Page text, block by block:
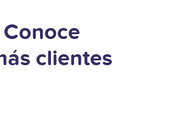
Conoce
clientes